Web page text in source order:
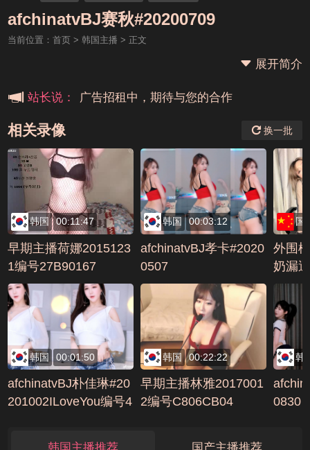
afchinatvBJ赛秋#20200709
当前位置： 首页> 韩国主播 > 正文
展开简介
站长说：
本站大事件(19j网站发展历程)
广告招租中，期待与您的合作
相关录像 换一批
韩国 00:11:47
早期主播荷娜2015123
1编号27B90167
韩国 00:03:12
afchinatvBJ孝卡#2020
0507
国
外围
奶漏
插
3)AVI
韩国 00:01:50
afchinatvBJ朴佳琳#20
201002ILoveYou编号4
韩国 00:22:22
早期主播林雅2017001
2编号C806CB04
韩
0830
韩国主播推荐 国产主播推荐